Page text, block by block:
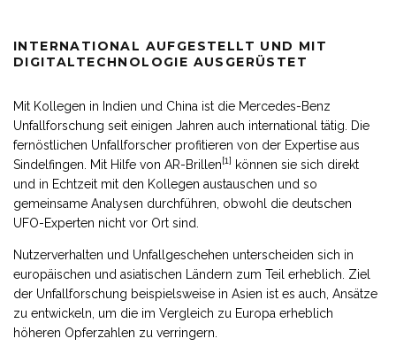
INTERNATIONAL AUFGESTELLT UND MIT
DIGITALTECHNOLOGIE AUSGERÜSTET
Mit Kollegen in Indien und China ist die Mercedes-Benz
Unfallforschung seit einigen Jahren auch international tätig. Die
fernöstlichen Unfallforscher profitieren von der Expertise aus
Sindelfingen. Mit Hilfe von AR-Brillen[1] können sie sich direkt
und in Echtzeit mit den Kollegen austauschen und so
gemeinsame Analysen durchführen, obwohl die deutschen
UFO-Experten nicht vor Ort sind.
Nutzerverhalten und Unfallgeschehen unterscheiden sich in
europäischen und asiatischen Ländern zum Teil erheblich. Ziel
der Unfallforschung beispielsweise in Asien ist es auch, Ansätze
zu entwickeln, um die im Vergleich zu Europa erheblich
höheren Opferzahlen zu verringern.